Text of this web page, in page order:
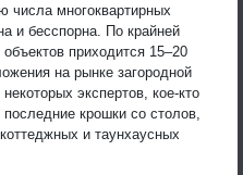
числа многоквартирных
и бесспорна. По крайней
приходится 15–20
на рынке загородной
экспертов, кое-кто
крошки со столов,
и таунхаусных